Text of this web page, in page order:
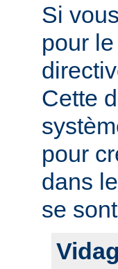
Si
pour
Cette
pour
dans
se